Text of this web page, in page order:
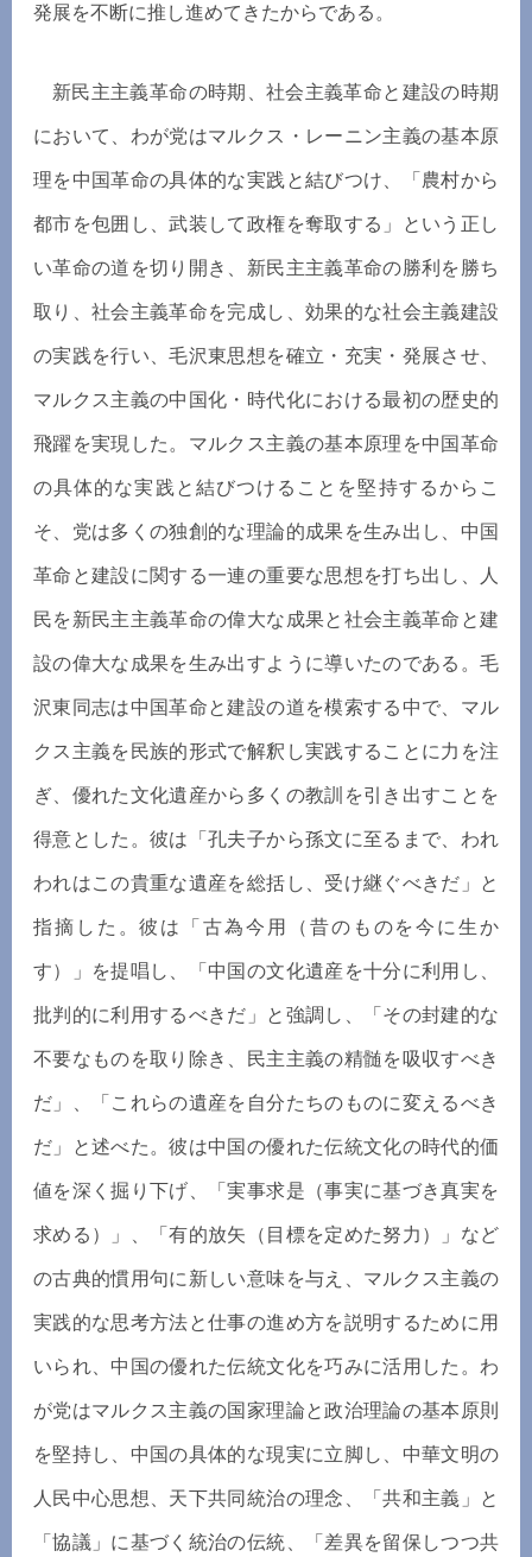
発展を不断に推し進めてきたからである。
新民主主義革命の時期、社会主義革命と建設の時期
において、わが党はマルクス・レーニン主義の基本原
理を中国革命の具体的な実践と結びつけ、「農村から
都市を包囲し、武装して政権を奪取する」という正し
い革命の道を切り開き、新民主主義革命の勝利を勝ち
取り、社会主義革命を完成し、効果的な社会主義建設
の実践を行い、毛沢東思想を確立・充実・発展させ、
マルクス主義の中国化・時代化における最初の歴史的
飛躍を実現した。マルクス主義の基本原理を中国革命
の具体的な実践と結びつけることを堅持するからこ
そ、党は多くの独創的な理論的成果を生み出し、中国
革命と建設に関する一連の重要な思想を打ち出し、人
民を新民主主義革命の偉大な成果と社会主義革命と建
設の偉大な成果を生み出すように導いたのである。毛
沢東同志は中国革命と建設の道を模索する中で、マル
クス主義を民族的形式で解釈し実践することに力を注
ぎ、優れた文化遺産から多くの教訓を引き出すことを
得意とした。彼は「孔夫子から孫文に至るまで、われ
われはこの貴重な遺産を総括し、受け継ぐべきだ」と
指摘した。彼は「古為今用（昔のものを今に生か
す）」を提唱し、「中国の文化遺産を十分に利用し、
批判的に利用するべきだ」と強調し、「その封建的な
不要なものを取り除き、民主主義の精髄を吸収すべき
だ」、「これらの遺産を自分たちのものに変えるべき
だ」と述べた。彼は中国の優れた伝統文化の時代的価
値を深く掘り下げ、「実事求是（事実に基づき真実を
求める）」、「有的放矢（目標を定めた努力）」など
の古典的慣用句に新しい意味を与え、マルクス主義の
実践的な思考方法と仕事の進め方を説明するために用
いられ、中国の優れた伝統文化を巧みに活用した。わ
が党はマルクス主義の国家理論と政治理論の基本原則
を堅持し、中国の具体的な現実に立脚し、中華文明の
人民中心思想、天下共同統治の理念、「共和主義」と
「協議」に基づく統治の伝統、「差異を留保しつつ共